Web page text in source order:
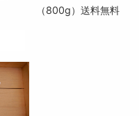
（800g）送料無料